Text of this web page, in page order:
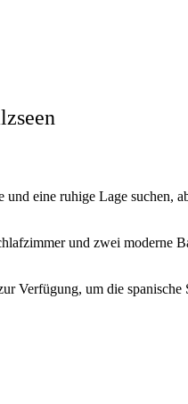
eine ruhige Lage suchen,
und zwei moderne
Verfügung, um die spanische